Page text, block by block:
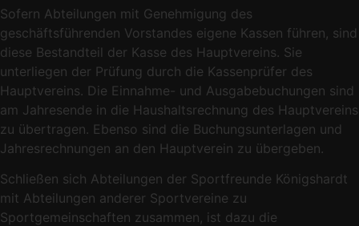
Sofern Abteilungen mit Genehmigung des
geschäftsführenden Vorstandes eigene Kassen führen, sind
diese Bestandteil der Kasse des Hauptvereins. Sie
unterliegen der Prüfung durch die Kassenprüfer des
Hauptvereins. Die Einnahme- und Ausgabebuchungen sind
am Jahresende in die Haushaltsrechnung des Hauptvereins
zu übertragen. Ebenso sind die Buchungsunterlagen und
Jahresrechnungen an den Hauptverein zu übergeben.
Schließen sich Abteilungen der Sportfreunde Königshardt
mit Abteilungen anderer Sportvereine zu
Sportgemeinschaften zusammen, ist dazu die